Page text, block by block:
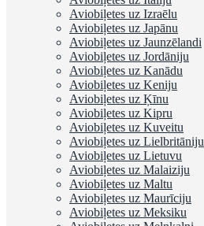
Aviobiļetes uz Izraēlu
Aviobiļetes uz Japānu
Aviobiļetes uz Jaunzēlandi
Aviobiļetes uz Jordāniju
Aviobiļetes uz Kanādu
Aviobiļetes uz Keniju
Aviobiļetes uz Ķīnu
Aviobiļetes uz Kipru
Aviobiļetes uz Kuveitu
Aviobiļetes uz Lielbritāniju
Aviobiļetes uz Lietuvu
Aviobiļetes uz Malaiziju
Aviobiļetes uz Maltu
Aviobiļetes uz Maurīciju
Aviobiļetes uz Meksiku